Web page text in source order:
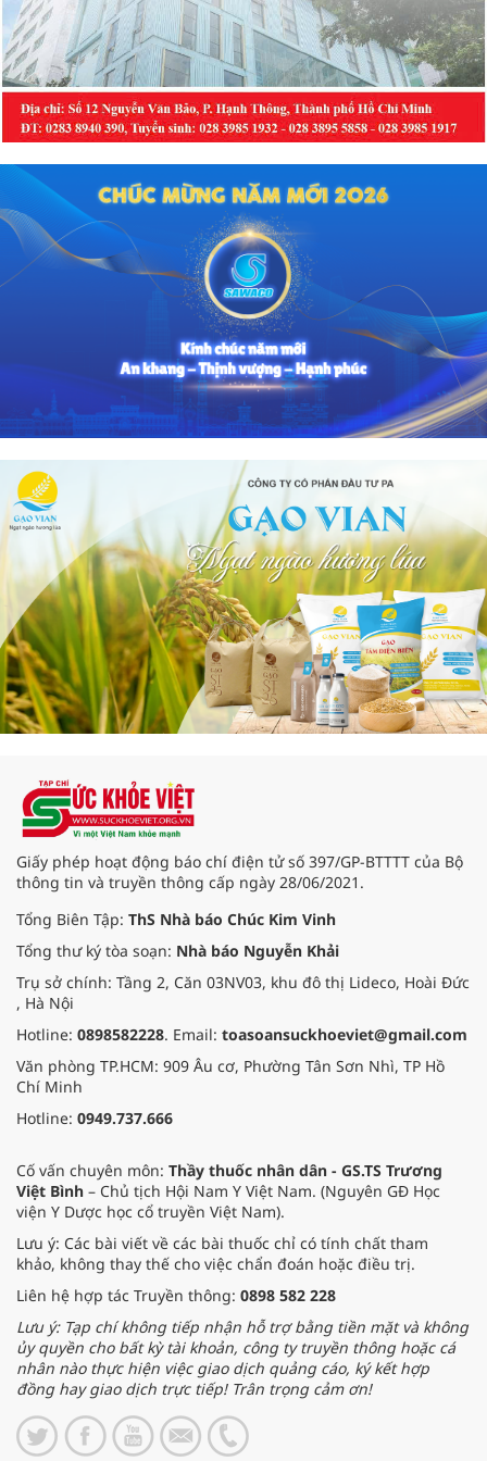
Giấy phép hoạt động báo chí điện tử số 397/GP-BTTTT của Bộ
thông tin và truyền thông cấp ngày 28/06/2021.
Tổng Biên Tập: ThS Nhà báo Chúc Kim Vinh
Tổng thư ký tòa soạn: Nhà báo Nguyễn Khải
Trụ sở chính: Tầng 2, Căn 03NV03, khu đô thị Lideco, Hoài Đức
, Hà Nội
Hotline: 0898582228. Email: toasoansuckhoeviet@gmail.com
Văn phòng TP.HCM: 909 Âu cơ, Phường Tân Sơn Nhì, TP Hồ
Chí Minh
Hotline: 0949.737.666
Cố vấn chuyên môn: Thầy thuốc nhân dân - GS.TS Trương
Việt Bình – Chủ tịch Hội Nam Y Việt Nam. (Nguyên GĐ Học
viện Y Dược học cổ truyền Việt Nam).
Lưu ý: Các bài viết về các bài thuốc chỉ có tính chất tham
khảo, không thay thế cho việc chẩn đoán hoặc điều trị.
Liên hệ hợp tác Truyền thông: 0898 582 228
Lưu ý: Tạp chí không tiếp nhận hỗ trợ bằng tiền mặt và không
ủy quyền cho bất kỳ tài khoản, công ty truyền thông hoặc cá
nhân nào thực hiện việc giao dịch quảng cáo, ký kết hợp
đồng hay giao dịch trực tiếp! Trân trọng cảm ơn!